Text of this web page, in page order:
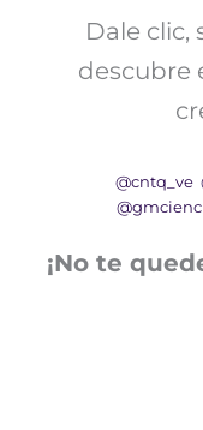
Dale clic,
descubre
@cntq_ve
¡No te